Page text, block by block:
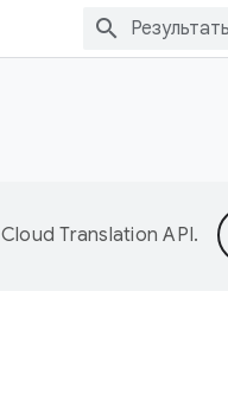
Cloud Translation API.